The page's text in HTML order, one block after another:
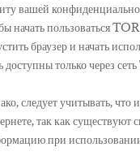
вашей
начать пользоваться
браузер и начать
доступны только через
следует учитывать,
так как
при